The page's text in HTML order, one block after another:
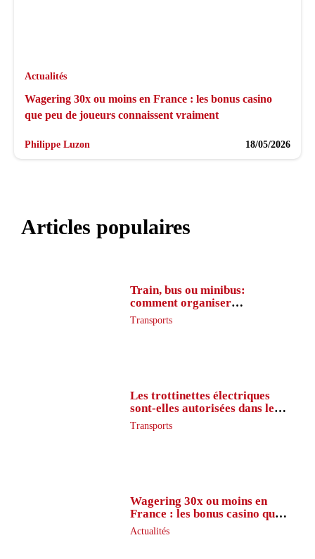
Actualités
Wagering 30x ou moins en France : les bonus casino
que peu de joueurs connaissent vraiment
Philippe Luzon 18/05/2026
Articles populaires
Train, bus ou minibus:
comment organiser
l’itinéraire en France
Transports
Les trottinettes électriques
sont-elles autorisées dans le
métro ?
Transports
Wagering 30x ou moins en
France : les bonus casino que
peu de joueurs connaissent
vraiment
Actualités